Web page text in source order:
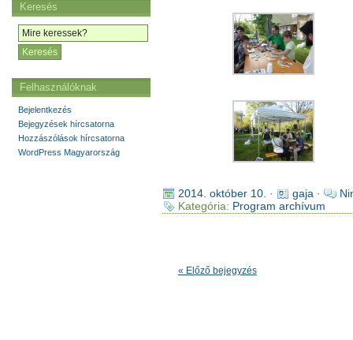
2014. október 10. · gaja ·
Kategória: Program archívum
« Előző bejegyzés
Keresés
Felhasználóknak
Bejelentkezés
Bejegyzések hírcsatorna
Hozzászólások hírcsatorna
WordPress Magyarország